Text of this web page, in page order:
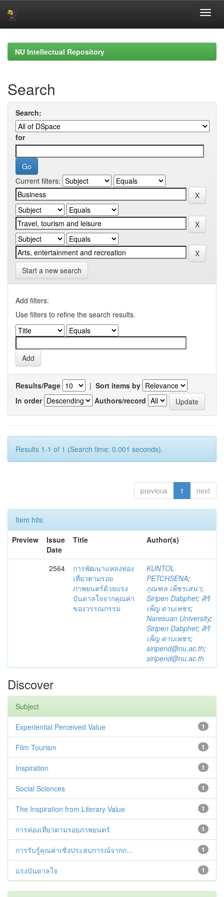
navigationNU Intellectual Repository
Search
Search:
for
Current filters:
Start a new search
Add filters:
Use filters to refine the search results.
Results/Page | Sort items by
In order
Authors/record
Results 1-1 of 1 (Search time: 0.001 seconds).
previous 1 next
Item hits:
Preview
Issue
Date
Title Author(s)
2564
การพัฒนาแหล่งท่อง
เที่ยวตามรอย
ภาพยนตร์ด้วยแรง
บันดาลใจจากคุณค่า
ของวรรณกรรม
KUNTOL
PETCHSENA;
กุณฑล เพ็ชรเสนา;
Siripen Dabphet; ศิริ
เพ็ญ ดาบเพชร;
Naresuan University;
Siripen Dabphet; ศิริ
เพ็ญ ดาบเพชร;
siripend@nu.ac.th;
siripend@nu.ac.th
Discover
Subject
1
Experiential Perceived Value
1
Film Tourism
1
Inspiration
1
Social Sciences
1
The Inspiration from Literary Value
1
การท่องเที่ยวตามรอยภาพยนตร์
1
การรับรู้คุณค่าเชิงประสบการณ์จากก...
1
แรงบันดาลใจ